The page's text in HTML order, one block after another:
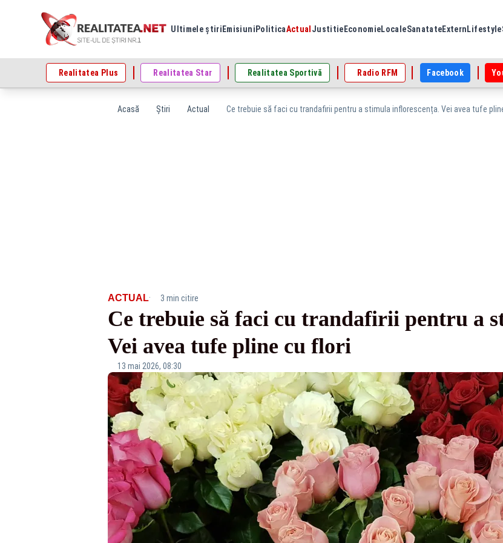
Ultimele știri Emisiuni PoliticaActual Justitie EconomieLocaleSanatateExtern Lifestyle
Realitatea Plus Realitatea Star Realitatea Sportivă Radio RFM Facebook
Acasă Știri Actual Ce trebuie să faci cu trandafirii pentru a stimula inflorescența. Vei avea tufe
ACTUAL· 3 min citire
Ce trebuie să faci cu trandafirii pentru a
Vei avea tufe pline cu flori
13 mai 2026, 08:30